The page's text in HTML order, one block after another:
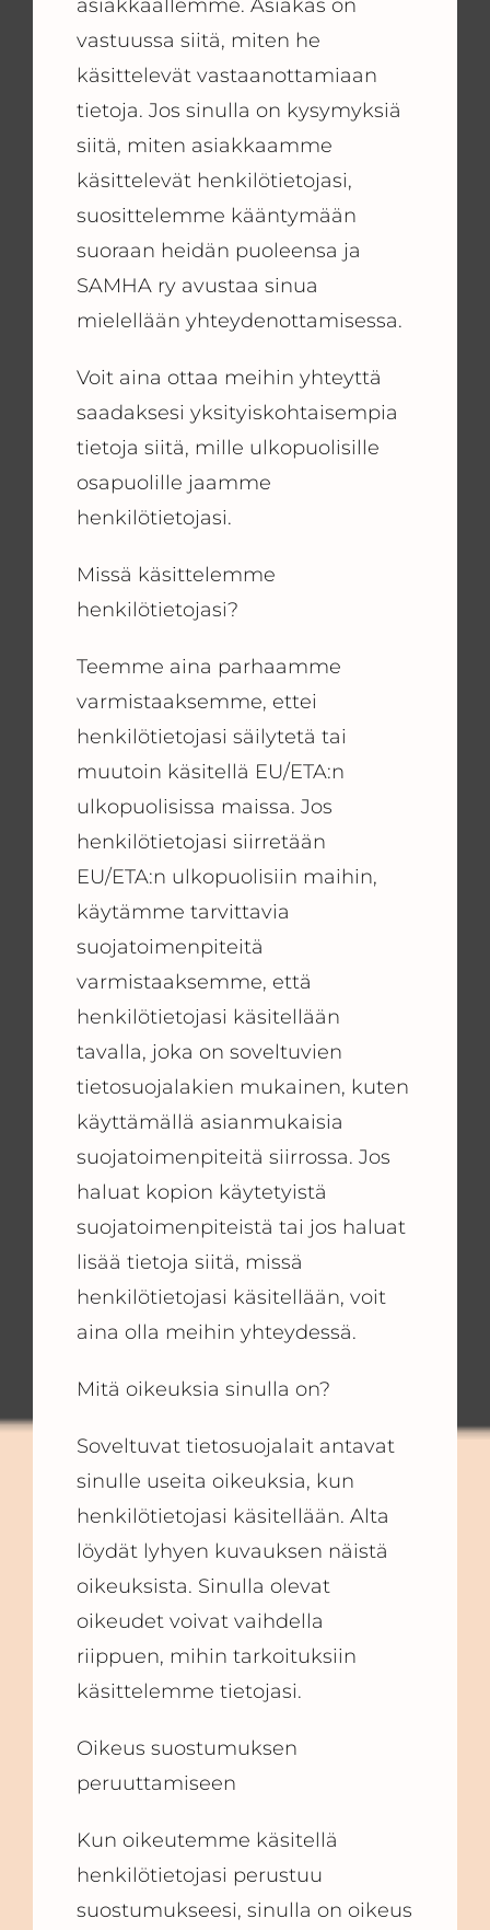
asiakkaallemme. Asiakas on
vastuussa siitä, miten he
käsittelevät vastaanottamiaan
tietoja. Jos sinulla on kysymyksiä
siitä, miten asiakkaamme
käsittelevät henkilötietojasi,
suosittelemme kääntymään
suoraan heidän puoleensa ja
SAMHA ry avustaa sinua
mielellään yhteydenottamisessa.
Voit aina ottaa meihin yhteyttä
saadaksesi yksityiskohtaisempia
tietoja siitä, mille ulkopuolisille
osapuolille jaamme
henkilötietojasi.
Missä käsittelemme
henkilötietojasi?
Teemme aina parhaamme
varmistaaksemme, ettei
henkilötietojasi säilytetä tai
muutoin käsitellä EU/ETA:n
ulkopuolisissa maissa. Jos
henkilötietojasi siirretään
EU/ETA:n ulkopuolisiin maihin,
käytämme tarvittavia
suojatoimenpiteitä
varmistaaksemme, että
henkilötietojasi käsitellään
tavalla, joka on soveltuvien
tietosuojalakien mukainen, kuten
käyttämällä asianmukaisia
suojatoimenpiteitä siirrossa. Jos
haluat kopion käytetyistä
suojatoimenpiteistä tai jos haluat
lisää tietoja siitä, missä
henkilötietojasi käsitellään, voit
aina olla meihin yhteydessä.
Mitä oikeuksia sinulla on?
Soveltuvat tietosuojalait antavat
sinulle useita oikeuksia, kun
henkilötietojasi käsitellään. Alta
löydät lyhyen kuvauksen näistä
oikeuksista. Sinulla olevat
oikeudet voivat vaihdella
riippuen, mihin tarkoituksiin
käsittelemme tietojasi.
Oikeus suostumuksen
peruuttamiseen
Kun oikeutemme käsitellä
henkilötietojasi perustuu
suostumukseesi, sinulla on oikeus